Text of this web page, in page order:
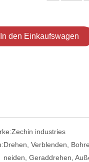
In den Einkaufswagen
Zechin industries
Drehen, Verblenden,
neiden, Geraddrehen,